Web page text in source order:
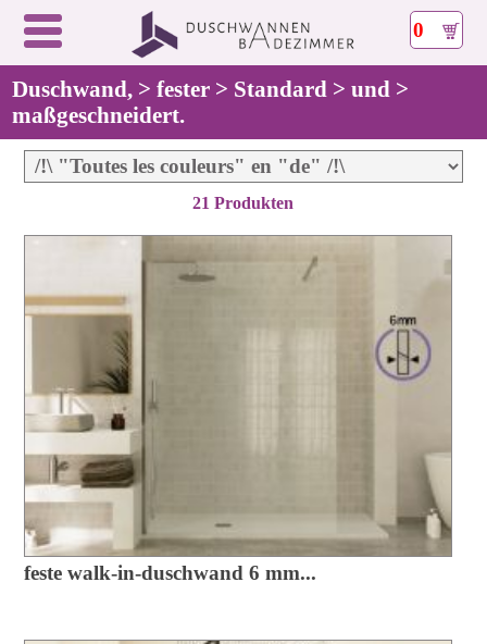
0
Duschwand, > fester > Standard > und >
maßgeschneidert.
21 Produkten
feste walk-in-duschwand 6 mm...